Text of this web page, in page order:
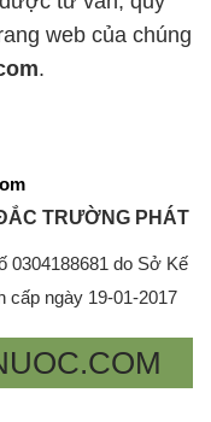
web của chúng
.
TRƯỜNG PHÁT
0304188681 do Sở Kế
cấp ngày 19-01-2017